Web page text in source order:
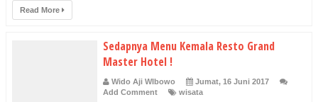
Read More
Sedapnya Menu Kemala Resto Grand
Master Hotel !
Wido Aji WIbowo
Jumat, 16 Juni 2017
Add Comment
wisata